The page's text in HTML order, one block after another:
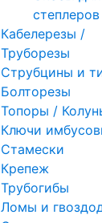
степлеров
Кабелерезы /
Труборезы
Струбцины и
Болторезы
Топоры /
Ключи
Стамески
Крепеж
Трубогибы
Ломы и